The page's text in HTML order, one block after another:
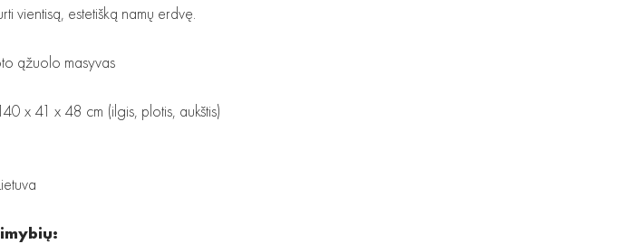
vientisą, estetišką namų erdvę.
ąžuolo masyvas
x 41 x 48 cm (ilgis, plotis, aukštis)